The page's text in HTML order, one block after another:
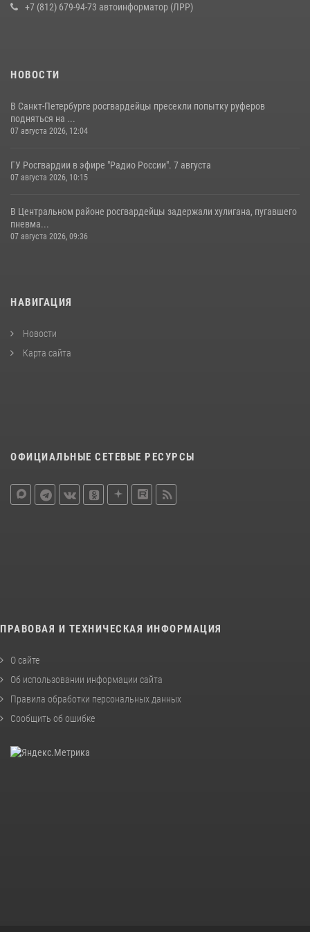
+7 (812) 679-94-73 автоинформатор (ЛРР)
НОВОСТИ
В Санкт-Петербурге росгвардейцы пресекли попытку руферов
подняться на ...
07 августа 2026, 12:04
ГУ Росгвардии в эфире "Радио России". 7 августа
07 августа 2026, 10:15
В Центральном районе росгвардейцы задержали хулигана, пугавшего
пневма...
07 августа 2026, 09:36
НАВИГАЦИЯ
Новости
Карта сайта
ОФИЦИАЛЬНЫЕ СЕТЕВЫЕ РЕСУРСЫ
ПРАВОВАЯ И ТЕХНИЧЕСКАЯ ИНФОРМАЦИЯ
О сайте
Об использовании информации сайта
Правила обработки персональных данных
Сообщить об ошибке